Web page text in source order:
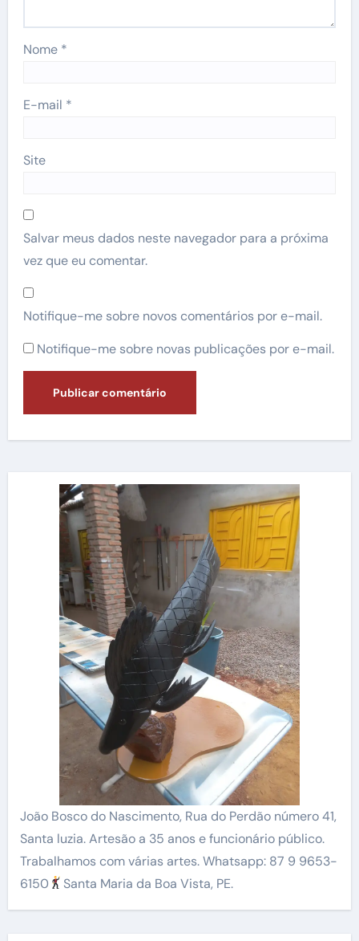
Nome *
E-mail *
Site
Salvar meus dados neste navegador para a próxima
vez que eu comentar.
Notifique-me sobre novos comentários por e-mail.
Notifique-me sobre novas publicações por e-mail.
João Bosco do Nascimento, Rua do Perdão número 41,
Santa luzia. Artesão a 35 anos e funcionário público.
Trabalhamos com várias artes. Whatsapp: 87 9 9653-
6150
Santa Maria da Boa Vista, PE.